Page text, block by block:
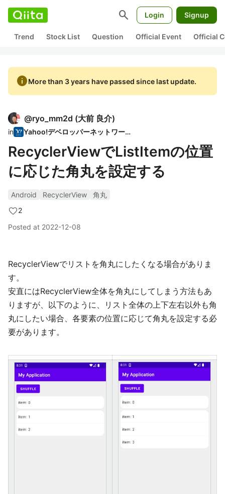
search Login Signup
Trend Stock List Question Official Event Official
infoMore than 3 years have passed since last update.
@ryo_mm2d (大前 良介)
in Yahoo!デベロッパーネットワーク
RecyclerViewでListItemの位置
に応じた角丸を設定する
Android RecyclerView
角丸
2
Posted at 2022-12-08
RecyclerViewでリストを角丸にしたくなる場合がありま
す。
安直にはRecyclerView全体を角丸にしてしまう方法もあ
りますが、以下のように、リスト全体の上下左右以外も角
丸にしたい場合、各要素の位置に応じて角丸を設定する必
要があります。